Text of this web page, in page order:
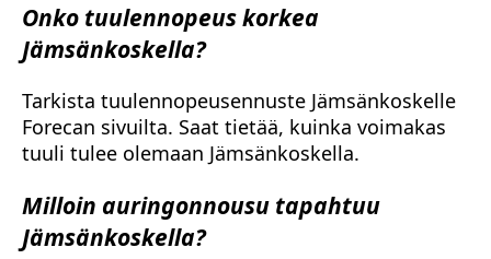
Onko tuulennopeus korkea
Jämsänkoskella?
Tarkista tuulennopeusennuste Jämsänkoskelle
Forecan sivuilta. Saat tietää, kuinka voimakas
tuuli tulee olemaan Jämsänkoskella.
Milloin auringonnousu tapahtuu
Jämsänkoskella?